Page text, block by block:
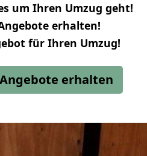
um Ihren Umzug geht!
erhalten!
für Ihren Umzug!
erhalten